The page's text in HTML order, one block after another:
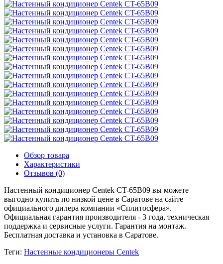
Обзор товара
Характеристики
Отзывов (0)
Настенный кондиционер Centek CT-65B09 вы можете
выгодно купить по низкой цене в Саратове на сайте
официального дилера компании «Сплитосфера».
Официальная гарантия производителя - 3 года, техническая
поддержка и сервисные услуги. Гарантия на монтаж.
Бесплатная доставка и установка в Саратове.
Теги: Настенные кондиционеры Centek